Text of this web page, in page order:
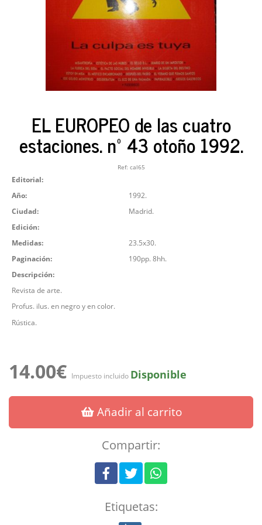
EL EUROPEO de las cuatro
estaciones. nº 43 otoño 1992.
Ref: cal65
Editorial:
Año:
1992.
Ciudad:
Madrid.
Edición:
Medidas:
23.5x30.
Paginación:
190pp. 8hh.
Descripción:
Revista de arte.
Profus. ilus. en negro y en color.
Rústica.
14.00€ Impuesto incluido Disponible
Añadir al carrito
Compartir:
Etiquetas: